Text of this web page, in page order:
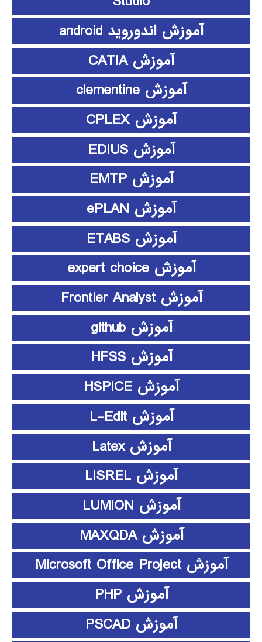
آموزش اندوروید android
آموزش CATIA
آموزش clementine
آموزش CPLEX
آموزش EDIUS
آموزش EMTP
آموزش ePLAN
آموزش ETABS
آموزش expert choice
آموزش Frontier Analyst
آموزش github
آموزش HFSS
آموزش HSPICE
آموزش L-Edit
آموزش Latex
آموزش LISREL
آموزش LUMION
آموزش MAXQDA
آموزش Microsoft Office Project
آموزش PHP
آموزش PSCAD